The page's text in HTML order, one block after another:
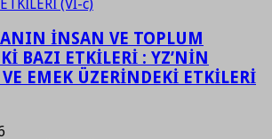
İNSAN VE TOPLUM
BAZI ETKİLERİ : YZ’NİN
EMEK ÜZERİNDEKİ ETKİLERİ